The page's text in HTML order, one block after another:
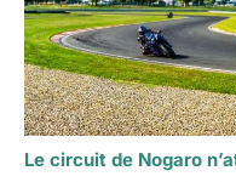
Le circuit de Nogaro